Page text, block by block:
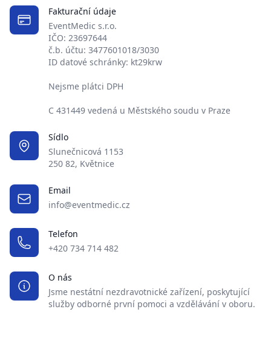
Fakturační údaje
EventMedic s.r.o.
IČO: 23697644
č.b. účtu: 3477601018/3030
ID datové schránky: kt29krw
Nejsme plátci DPH
C 431449 vedená u Městského soudu v Praze
Sídlo
Slunečnicová 1153
250 82, Květnice
Email
info@eventmedic.cz
Telefon
+420 734 714 482
O nás
Jsme nestátní nezdravotnické zařízení, poskytující
služby odborné první pomoci a vzdělávání v oboru.